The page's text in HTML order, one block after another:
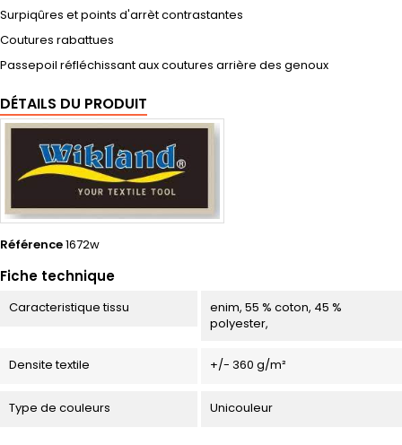
Surpiqûres et points d'arrèt contrastantes
Coutures rabattues
Passepoil réfléchissant aux coutures arrière des genoux
DÉTAILS DU PRODUIT
Référence1672w
Fiche technique
Caracteristique tissu
enim, 55 % coton, 45 %
polyester,
Densite textile +/- 360 g/m²
Type de couleurs Unicouleur